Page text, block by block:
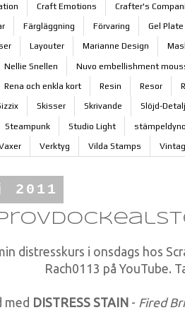
Craft Emotions Crafter's
Färgläggning Förvaring Gel Plate
Layouter Marianne Design
Nellie Snellen Nuvo embellishment
Rena och enkla kort Resin Resor
Skisser Skrivande Slöjd-
Steampunk Studio Light
Verktyg Vilda Stamps
2011
distresskurs i onsdags hos
Rach0113 på YouTube.
med DISTRESS STAIN - Fired